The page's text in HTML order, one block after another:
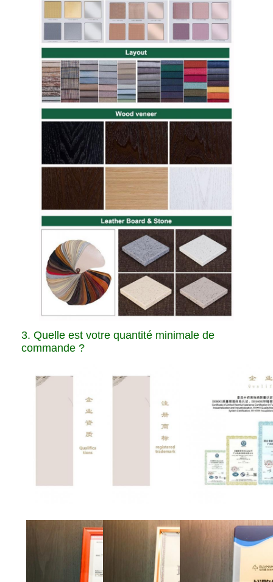
3. Quelle est votre quantité minimale de
commande ?